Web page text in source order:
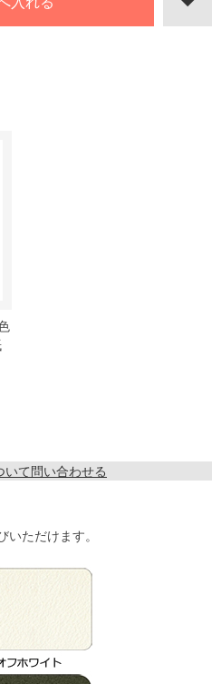
いて問い合わせる
ただけます。